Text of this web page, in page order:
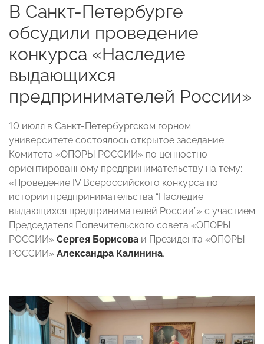
В Санкт-Петербурге
обсудили проведение
конкурса «Наследие
выдающихся
предпринимателей России»
10 июля в Санкт-Петербургском горном
университете состоялось открытое заседание
Комитета «ОПОРЫ РОССИИ» по ценностно-
ориентированному предпринимательству на тему:
«Проведение IV Всероссийского конкурса по
истории предпринимательства “Наследие
выдающихся предпринимателей России”» с участием
Председателя Попечительского совета «ОПОРЫ
РОССИИ» Сергея Борисова и Президента «ОПОРЫ
РОССИИ» Александра Калинина.